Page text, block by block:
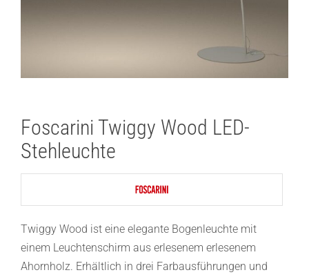
Foscarini Twiggy Wood LED-
Stehleuchte
Twiggy Wood ist eine elegante Bogenleuchte mit
einem Leuchtenschirm aus erlesenem erlesenem
Ahornholz. Erhältlich in drei Farbausführungen und